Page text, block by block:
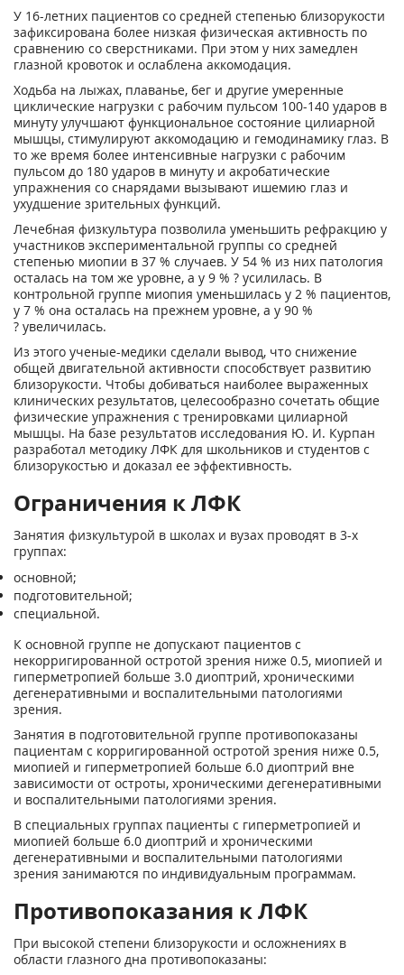
У 16-летних пациентов со средней степенью близорукости
зафиксирована более низкая физическая активность по
сравнению со сверстниками. При этом у них замедлен
глазной кровоток и ослаблена аккомодация.
Ходьба на лыжах, плаванье, бег и другие умеренные
циклические нагрузки с рабочим пульсом 100-140 ударов в
минуту улучшают функциональное состояние цилиарной
мышцы, стимулируют аккомодацию и гемодинамику глаз. В
то же время более интенсивные нагрузки с рабочим
пульсом до 180 ударов в минуту и акробатические
упражнения со снарядами вызывают ишемию глаз и
ухудшение зрительных функций.
Лечебная физкультура позволила уменьшить рефракцию у
участников экспериментальной группы со средней
степенью миопии в 37 % случаев. У 54 % из них патология
осталась на том же уровне, а у 9 % ? усилилась. В
контрольной группе миопия уменьшилась у 2 % пациентов,
у 7 % она осталась на прежнем уровне, а у 90 %
? увеличилась.
Из этого ученые-медики сделали вывод, что снижение
общей двигательной активности способствует развитию
близорукости. Чтобы добиваться наиболее выраженных
клинических результатов, целесообразно сочетать общие
физические упражнения с тренировками цилиарной
мышцы. На базе результатов исследования Ю. И. Курпан
разработал методику ЛФК для школьников и студентов с
близорукостью и доказал ее эффективность.
Ограничения к ЛФК
Занятия физкультурой в школах и вузах проводят в 3-х
группах:
основной;
подготовительной;
специальной.
К основной группе не допускают пациентов с
некорригированной остротой зрения ниже 0.5, миопией и
гиперметропией больше 3.0 диоптрий, хроническими
дегенеративными и воспалительными патологиями
зрения.
Занятия в подготовительной группе противопоказаны
пациентам с корригированной остротой зрения ниже 0.5,
миопией и гиперметропией больше 6.0 диоптрий вне
зависимости от остроты, хроническими дегенеративными
и воспалительными патологиями зрения.
В специальных группах пациенты с гиперметропией и
миопией больше 6.0 диоптрий и хроническими
дегенеративными и воспалительными патологиями
зрения занимаются по индивидуальным программам.
Противопоказания к ЛФК
При высокой степени близорукости и осложнениях в
области глазного дна противопоказаны: